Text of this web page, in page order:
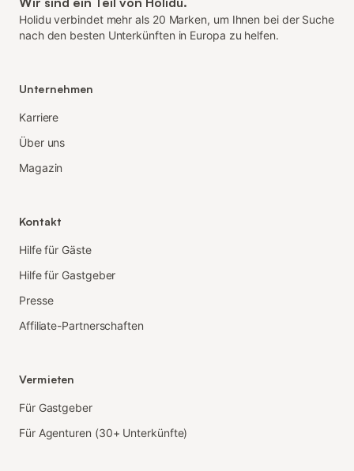
Holidu verbindet mehr als 20 Marken, um Ihnen bei der Suche
nach den besten Unterkünften in Europa zu helfen.
Unternehmen
Karriere
Über uns
Magazin
Kontakt
Hilfe für Gäste
Hilfe für Gastgeber
Presse
Affiliate-Partnerschaften
Vermieten
Für Gastgeber
Für Agenturen (30+ Unterkünfte)